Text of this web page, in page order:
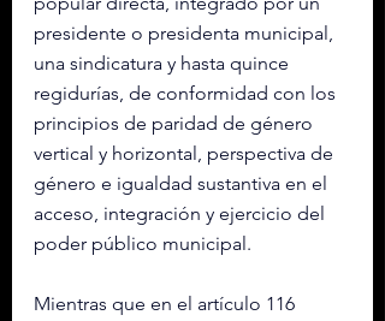
presidente o presidenta municipal,
una sindicatura y hasta quince
regidurías, de conformidad con los
principios de paridad de género
vertical y horizontal, perspectiva de
género e igualdad sustantiva en el
acceso, integración y ejercicio del
poder público municipal.
Mientras que en el artículo 116